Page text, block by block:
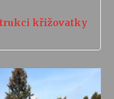
křižovatky